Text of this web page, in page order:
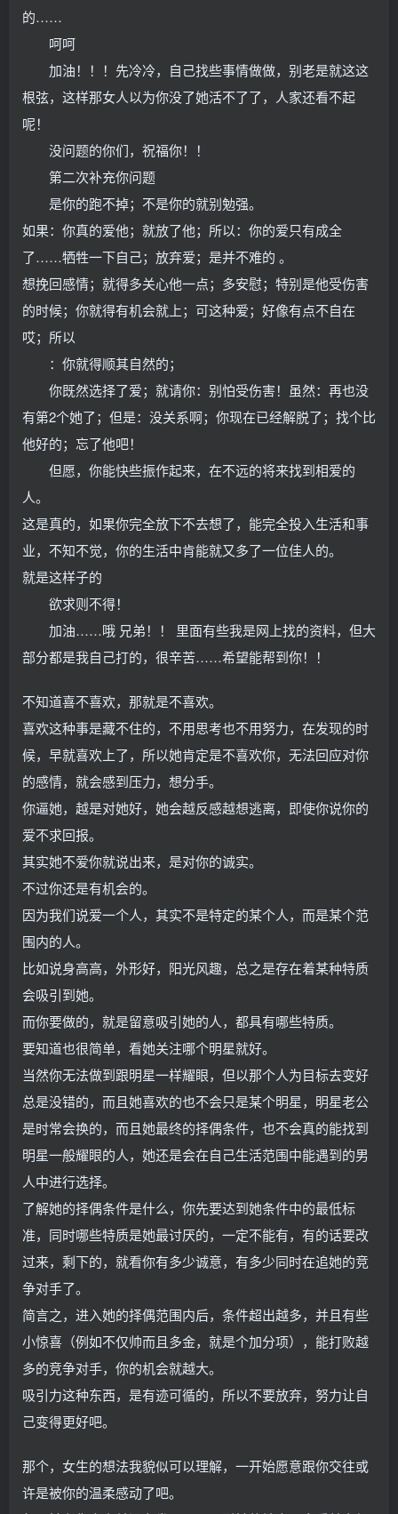
的……
呵呵
加油！！！先冷冷，自己找些事情做做，别老是就这这
根弦，这样那女人以为你没了她活不了了，人家还看不起
呢！
没问题的你们，祝福你！！
第二次补充你问题
是你的跑不掉；不是你的就别勉强。
如果：你真的爱他；就放了他；所以：你的爱只有成全
了……牺牲一下自己；放弃爱；是并不难的 。
想挽回感情；就得多关心他一点；多安慰；特别是他受伤害
的时候；你就得有机会就上；可这种爱；好像有点不自在
哎；所以
：你就得顺其自然的；
你既然选择了爱；就请你：别怕受伤害！虽然：再也没
有第2个她了；但是：没关系啊；你现在已经解脱了；找个比
他好的；忘了他吧！
但愿，你能快些振作起来，在不远的将来找到相爱的
人。
这是真的，如果你完全放下不去想了，能完全投入生活和事
业，不知不觉，你的生活中肯能就又多了一位佳人的。
就是这样子的
欲求则不得！
加油……哦 兄弟！！ 里面有些我是网上找的资料，但大
部分都是我自己打的，很辛苦……希望能帮到你！！
不知道喜不喜欢，那就是不喜欢。
喜欢这种事是藏不住的，不用思考也不用努力，在发现的时
候，早就喜欢上了，所以她肯定是不喜欢你，无法回应对你
的感情，就会感到压力，想分手。
你逼她，越是对她好，她会越反感越想逃离，即使你说你的
爱不求回报。
其实她不爱你就说出来，是对你的诚实。
不过你还是有机会的。
因为我们说爱一个人，其实不是特定的某个人，而是某个范
围内的人。
比如说身高高，外形好，阳光风趣，总之是存在着某种特质
会吸引到她。
而你要做的，就是留意吸引她的人，都具有哪些特质。
要知道也很简单，看她关注哪个明星就好。
当然你无法做到跟明星一样耀眼，但以那个人为目标去变好
总是没错的，而且她喜欢的也不会只是某个明星，明星老公
是时常会换的，而且她最终的择偶条件，也不会真的能找到
明星一般耀眼的人，她还是会在自己生活范围中能遇到的男
人中进行选择。
了解她的择偶条件是什么，你先要达到她条件中的最低标
准，同时哪些特质是她最讨厌的，一定不能有，有的话要改
过来，剩下的，就看你有多少诚意，有多少同时在追她的竞
争对手了。
简言之，进入她的择偶范围内后，条件超出越多，并且有些
小惊喜（例如不仅帅而且多金，就是个加分项），能打败越
多的竞争对手，你的机会就越大。
吸引力这种东西，是有迹可循的，所以不要放弃，努力让自
己变得更好吧。
那个，女生的想法我貌似可以理解，一开始愿意跟你交往或
许是被你的温柔感动了吧。